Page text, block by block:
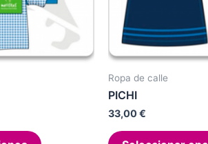
Ropa de calle
PICHI
33,00€